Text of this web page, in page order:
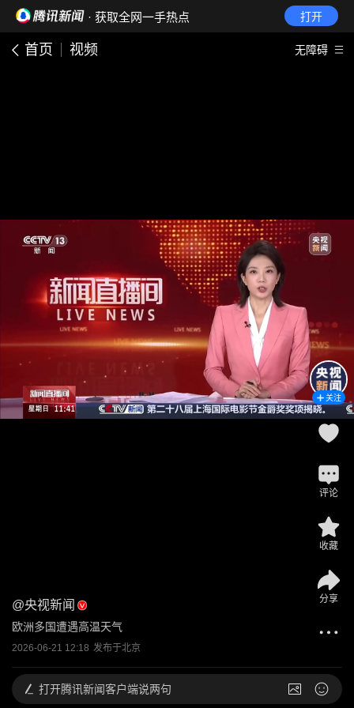
· 获取全网一手热点 打开
首页 视频 无障碍
@央视新闻
欧洲多国遭遇高温天气
2026-06-21 12:18 发布于北京
关注
评论
收藏
分享
打开腾讯新闻客户端说两句